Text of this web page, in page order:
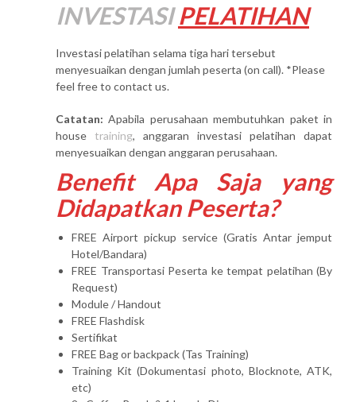
INVESTASI PELATIHAN
Investasi pelatihan selama tiga hari tersebut
menyesuaikan dengan jumlah peserta (on call). *Please
feel free to contact us.
Catatan: Apabila perusahaan membutuhkan paket in
house training, anggaran investasi pelatihan dapat
menyesuaikan dengan anggaran perusahaan.
Benefit Apa Saja yang
Didapatkan Peserta?
FREE Airport pickup service (Gratis Antar jemput
Hotel/Bandara)
FREE Transportasi Peserta ke tempat pelatihan (By
Request)
Module / Handout
FREE Flashdisk
Sertifikat
FREE Bag or backpack (Tas Training)
Training Kit (Dokumentasi photo, Blocknote, ATK,
etc)